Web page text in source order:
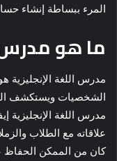
المرء ببساطة إنشاء
ما هو مدرس
مدرس اللغة
الشخصيات ويستكشف
مدرس اللغة الإنجليزية
علاقاته مع الطلاب
كان من الممكن الحفاظ